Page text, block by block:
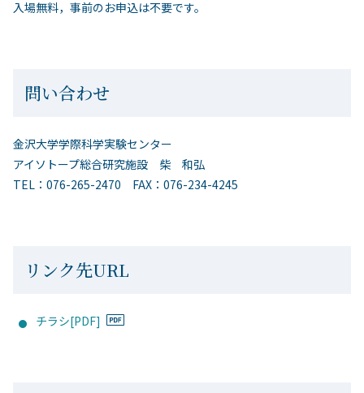
入場無料，事前のお申込は不要です。
問い合わせ
金沢大学学際科学実験センター
アイソトープ総合研究施設 柴 和弘
TEL：076-265-2470 FAX：076-234-4245
リンク先URL
チラシ[PDF]